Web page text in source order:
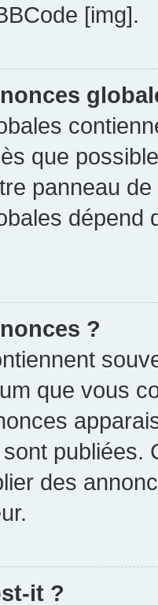
[img].
que
panneau
dépend
?
que vous
publiées.
des
it ?